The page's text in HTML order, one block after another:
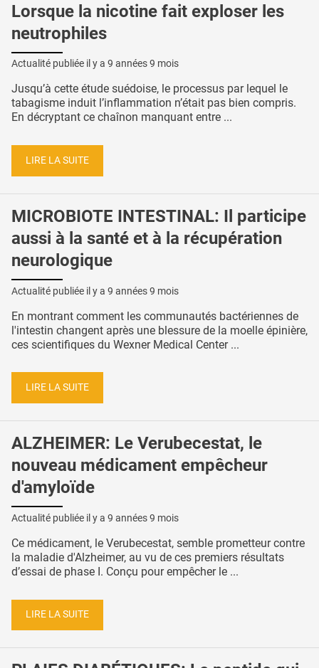
Lorsque la nicotine fait exploser les
neutrophiles
Actualité publiée il y a 9 années 9 mois
Jusqu’à cette étude suédoise, le processus par lequel le
tabagisme induit l’inflammation n’était pas bien compris.
En décryptant ce chaînon manquant entre ...
LIRE LA SUITE
MICROBIOTE INTESTINAL: Il participe
aussi à la santé et à la récupération
neurologique
Actualité publiée il y a 9 années 9 mois
En montrant comment les communautés bactériennes de
l'intestin changent après une blessure de la moelle épinière,
ces scientifiques du Wexner Medical Center ...
LIRE LA SUITE
ALZHEIMER: Le Verubecestat, le
nouveau médicament empêcheur
d'amyloïde
Actualité publiée il y a 9 années 9 mois
Ce médicament, le Verubecestat, semble prometteur contre
la maladie d'Alzheimer, au vu de ces premiers résultats
d’essai de phase I. Conçu pour empêcher le ...
LIRE LA SUITE